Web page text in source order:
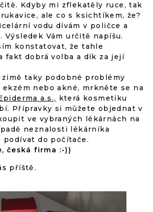
Kdyby mi zflekatěly ruce, tak
ale co s ksichtíkem, že?
vodu dívám v poličce a
Výsledek Vám určitě napíšu.
konstatovat, že tahle
fakt dobrá volba a dík za její
taky podobné problémy
ekzém nebo akné, mrkněte se na
a.s., která kosmetiku
Přípravky si můžete objednat v
ve vybraných lékárnách na
neznalosti lékárníka
do počítače.
česká firma :-))
příště.